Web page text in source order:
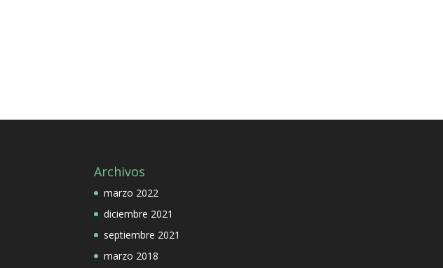
Archivos
marzo 2022
diciembre 2021
septiembre 2021
marzo 2018